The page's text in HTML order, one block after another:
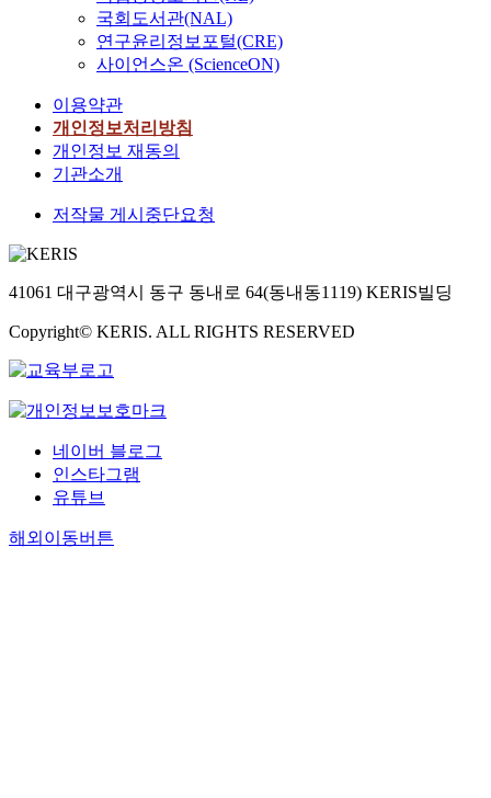
국회도서관(NAL)
연구윤리정보포털(CRE)
사이언스온 (ScienceON)
이용약관
개인정보처리방침
개인정보 재동의
기관소개
저작물 게시중단요청
41061 대구광역시 동구 동내로 64(동내동1119) KERIS빌딩
Copyright© KERIS. ALL RIGHTS RESERVED
네이버 블로그
인스타그램
유튜브
해외이동버튼